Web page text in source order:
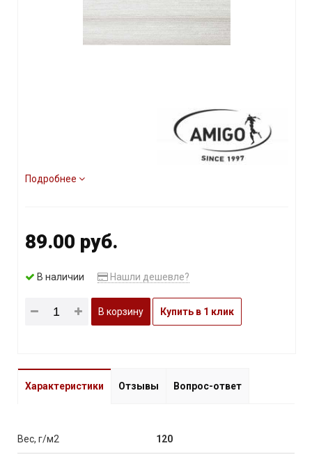
Подробнее
89.00 руб.
В наличии Нашли дешевле?
В корзину Купить в 1 клик
Характеристики Отзывы Вопрос-ответ
Вес, г/м2 120